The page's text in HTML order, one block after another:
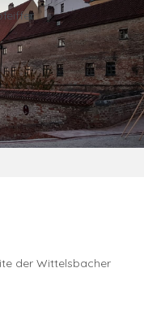
der Wittelsbacher